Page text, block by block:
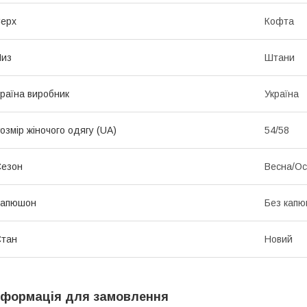
Кофта
Штани
виробник Україна
жіночого одягу (UA) 54/58
Весна/
Без
Новий
для замовлення